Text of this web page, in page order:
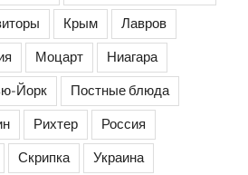
Крым Лавров
Моцарт Ниагара
Йорк Постные блюда
Рихтер Россия
Скрипка Украина